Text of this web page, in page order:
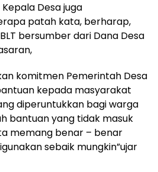
Desa juga
patah kata, berharap,
bersumber dari Dana Desa
komitmen Pemerintah Desa
kepada masyarakat
diperuntukkan bagi warga
bantuan yang tidak masuk
memang benar – benar
sebaik mungkin”ujar